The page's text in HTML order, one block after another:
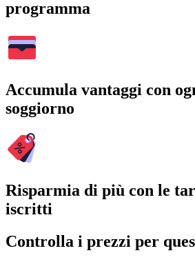
programma
Accumula vantaggi con
soggiorno
Risparmia di più con le
iscritti
Controlla i prezzi per